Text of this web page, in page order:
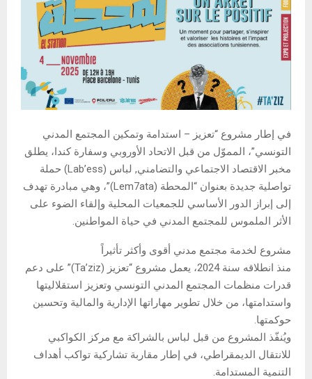
في إطار مشروع “تعزيز – استدامة وتمكين المجتمع المدني
التونسي”، المموّل من قبل الاتحاد الأوروبي وسفارة كندا، يطلق
مخبر الاقتصاد الاجتماعي والتضامني, لباس (Lab’ess) حملة
تواصلية جديدة بعنوان “المحطة (Lem7ata)”، وهي مبادرة تهدف
إلى إبراز الدور الأساسي للجمعيات المحلية وإلقاء الضوء على
الأثر الملموس للمجتمع المدني في حياة المواطنين.
مشروع لخدمة مجتمع مدني أقوى وأكثر تأثيراً
منذ انطلاقه سنة 2024، يعمل مشروع “تعزيز (Ta’ziz)” على دعم
قدرات منظمات المجتمع المدني التونسي وتعزيز استقلاليتها
واستدامتها، من خلال تطوير مهاراتها الإدارية والمالية وتحسين
حوكمتها.
ويُنفّذ المشروع من قبل لباس بالشراكة مع مركز الكواكبي
للانتقال الديمقراطي، في إطار مقاربة تشاركية تواكب أهداف
التنمية المستدامة.